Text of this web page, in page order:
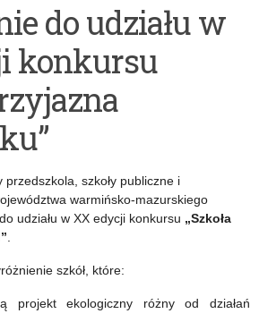
do udziału w
konkursu
szkoły publiczne i
warmińsko-mazurskiego
udziału w XX edycji konkursu „Szkoła
.
szkół, które:
projekt ekologiczny różny od działań